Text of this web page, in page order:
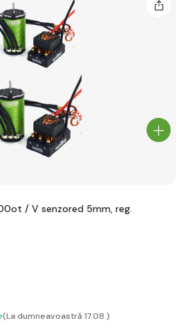
/ V senzored 5mm, reg.
(La dumneavoastră 17.08.)